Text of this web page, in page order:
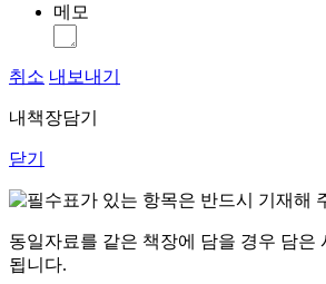
메모
취소 내보내기
내책장담기
닫기
표가 있는 항목은 반드시 기재해
동일자료를 같은 책장에 담을 경우 담은
됩니다.